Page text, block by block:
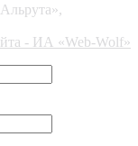
- ИА «Web-Wolf»